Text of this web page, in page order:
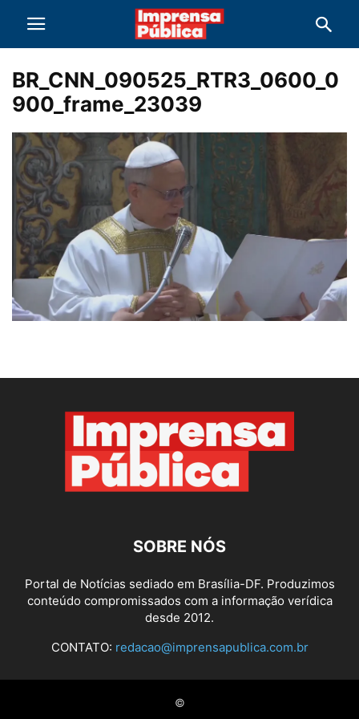
BR_CNN_090525_RTR3_0600_0
900_frame_23039
SOBRE NÓS
Portal de Notícias sediado em Brasília-DF. Produzimos
conteúdo compromissados com a informação verídica
desde 2012.
CONTATO: redacao@imprensapublica.com.br
©